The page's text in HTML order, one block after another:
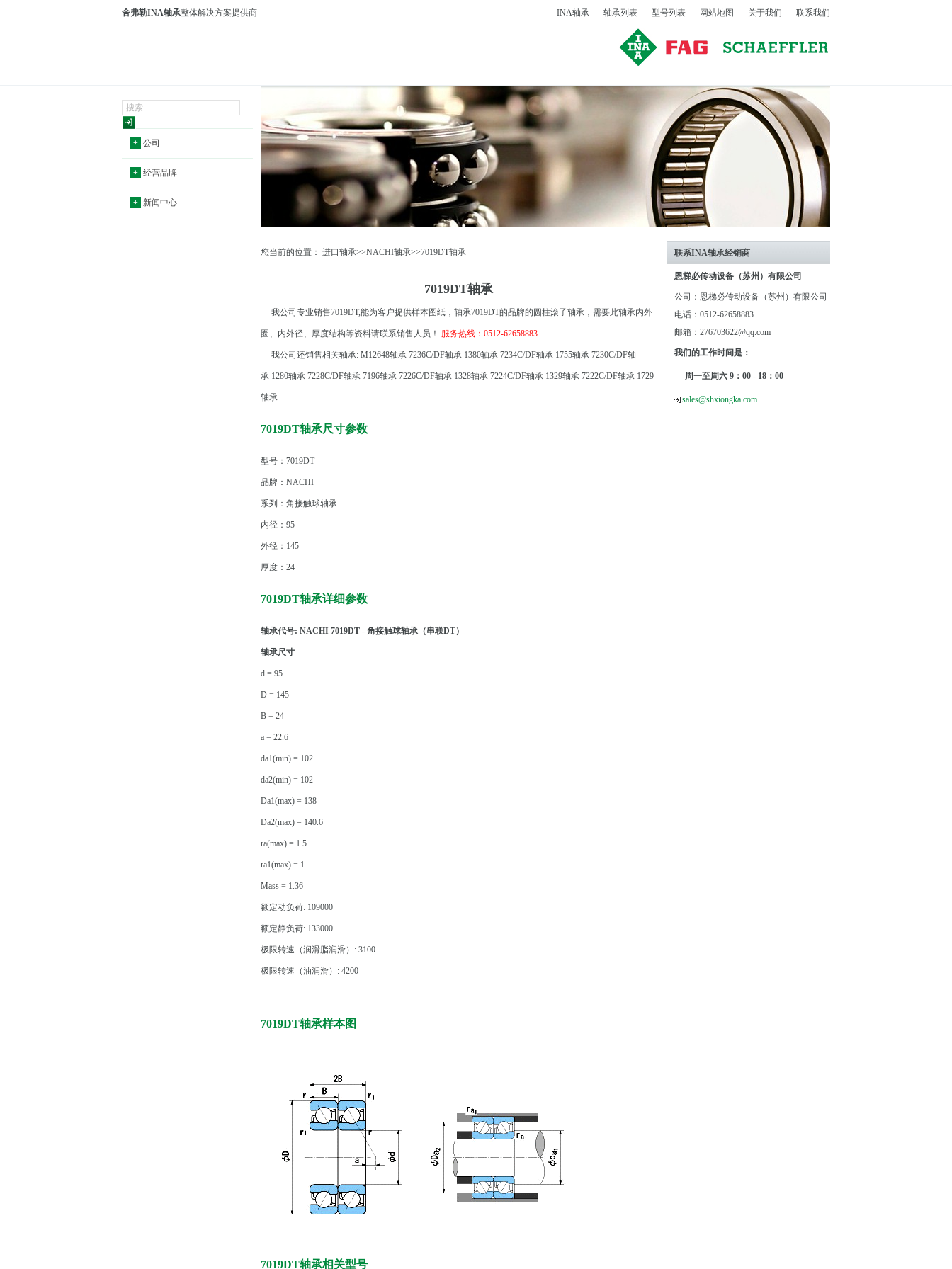
舍弗勒INA轴承整体解决方案提供商 INA轴承 轴承列表 型号列表 网站地图 关于我们 联系我们
+ 公司
+ 经营品牌
+ 新闻中心
您当前的位置： 进口轴承>>NACHI轴承>>7019DT轴承
7019DT轴承
我公司专业销售7019DT,能为客户提供样本图纸，轴承7019DT的品牌的圆柱滚子轴承，需要此轴承内外
圈、内外径、厚度结构等资料请联系销售人员！ 服务热线：0512-62658883
我公司还销售相关轴承: M12648轴承 7236C/DF轴承 1380轴承 7234C/DF轴承 1755轴承 7230C/DF轴
承 1280轴承 7228C/DF轴承 7196轴承 7226C/DF轴承 1328轴承 7224C/DF轴承 1329轴承 7222C/DF轴承 1729
轴承
7019DT轴承尺寸参数
型号：7019DT
品牌：NACHI
系列：角接触球轴承
内径：95
外径：145
厚度：24
7019DT轴承详细参数
轴承代号: NACHI 7019DT - 角接触球轴承（串联DT）
轴承尺寸
d = 95
D = 145
B = 24
a = 22.6
da1(min) = 102
da2(min) = 102
Da1(max) = 138
Da2(max) = 140.6
ra(max) = 1.5
ra1(max) = 1
Mass = 1.36
额定动负荷: 109000
额定静负荷: 133000
极限转速（润滑脂润滑）: 3100
极限转速（油润滑）: 4200
7019DT轴承样本图
7019DT轴承相关型号
联系INA轴承经销商
恩梯必传动设备（苏州）有限公司
公司：恩梯必传动设备（苏州）有限公司
电话：0512-62658883
邮箱：276703622@qq.com
我们的工作时间是：
周一至周六 9：00 - 18：00
sales@shxiongka.com